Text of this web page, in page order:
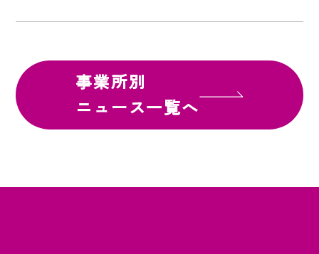
事業所別
ニュース一覧へ